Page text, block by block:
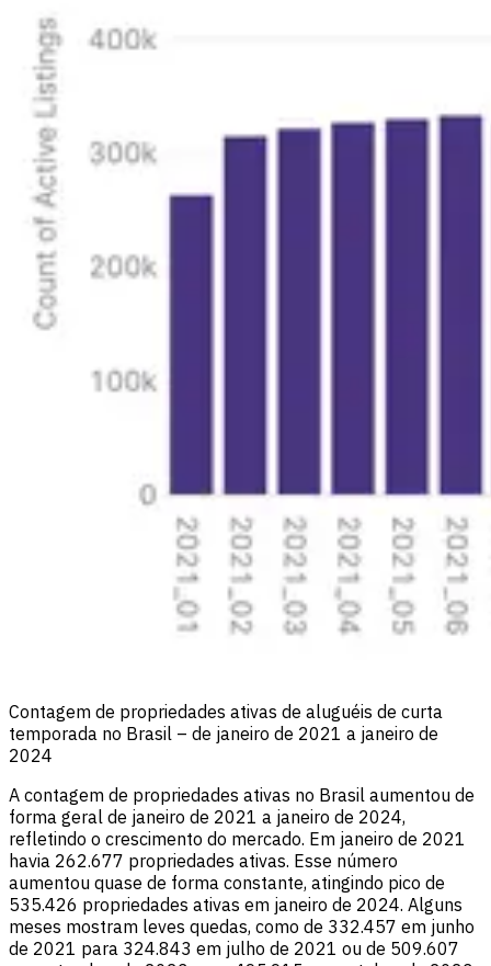
Contagem de propriedades ativas de aluguéis de curta
temporada no Brasil – de janeiro de 2021 a janeiro de
2024
A contagem de propriedades ativas no Brasil aumentou de
forma geral de janeiro de 2021 a janeiro de 2024,
refletindo o crescimento do mercado. Em janeiro de 2021
havia 262.677 propriedades ativas. Esse número
aumentou quase de forma constante, atingindo pico de
535.426 propriedades ativas em janeiro de 2024. Alguns
meses mostram leves quedas, como de 332.457 em junho
de 2021 para 324.843 em julho de 2021 ou de 509.607